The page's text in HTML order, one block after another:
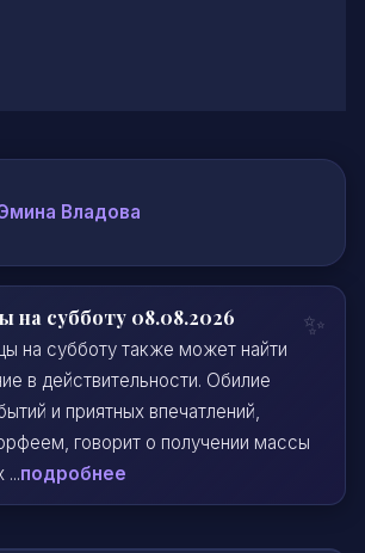
Владова
на субботу 08.08.2026
на субботу также может найти
в действительности. Обилие
и приятных впечатлений,
говорит о получении массы
...подробнее